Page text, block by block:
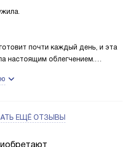
почти каждый день, и эта
настоящим облегчением.
регулировать. Часто жарю на
жарки с шестью режимами
режим и спокойно
ЕЩЁ ОТЗЫВЫ